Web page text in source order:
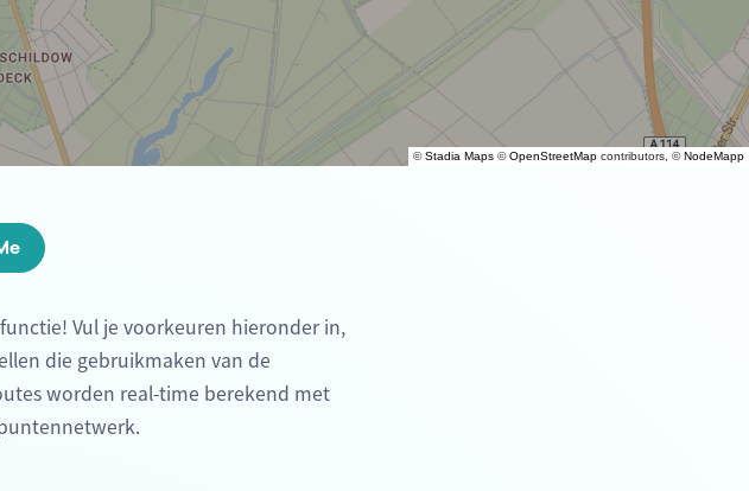
©Stadia Maps ©OpenStreetMap contributors, ©NodeMapp
Vul je voorkeuren hieronder in,
die gebruikmaken van de
worden real-time berekend met